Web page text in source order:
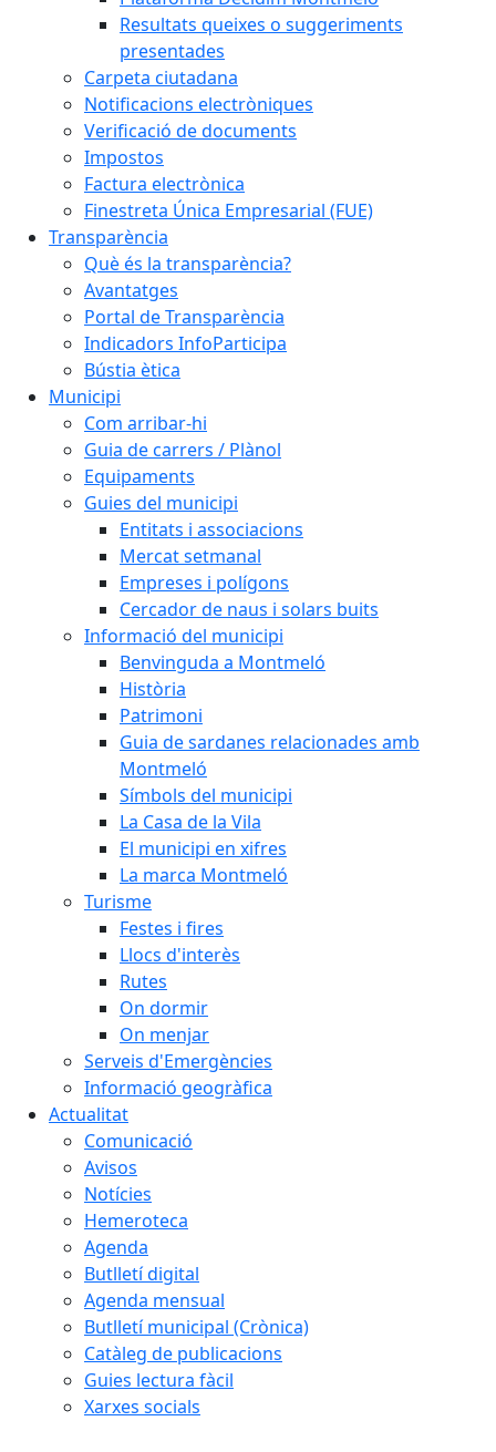
Resultats queixes o suggeriments
presentades
Carpeta ciutadana
Notificacions electròniques
Verificació de documents
Impostos
Factura electrònica
Finestreta Única Empresarial (FUE)
Transparència
Què és la transparència?
Avantatges
Portal de Transparència
Indicadors InfoParticipa
Bústia ètica
Municipi
Com arribar-hi
Guia de carrers / Plànol
Equipaments
Guies del municipi
Entitats i associacions
Mercat setmanal
Empreses i polígons
Cercador de naus i solars buits
Informació del municipi
Benvinguda a Montmeló
Història
Patrimoni
Guia de sardanes relacionades amb
Montmeló
Símbols del municipi
La Casa de la Vila
El municipi en xifres
La marca Montmeló
Turisme
Festes i fires
Llocs d'interès
Rutes
On dormir
On menjar
Serveis d'Emergències
Informació geogràfica
Actualitat
Comunicació
Avisos
Notícies
Hemeroteca
Agenda
Butlletí digital
Agenda mensual
Butlletí municipal (Crònica)
Catàleg de publicacions
Guies lectura fàcil
Xarxes socials